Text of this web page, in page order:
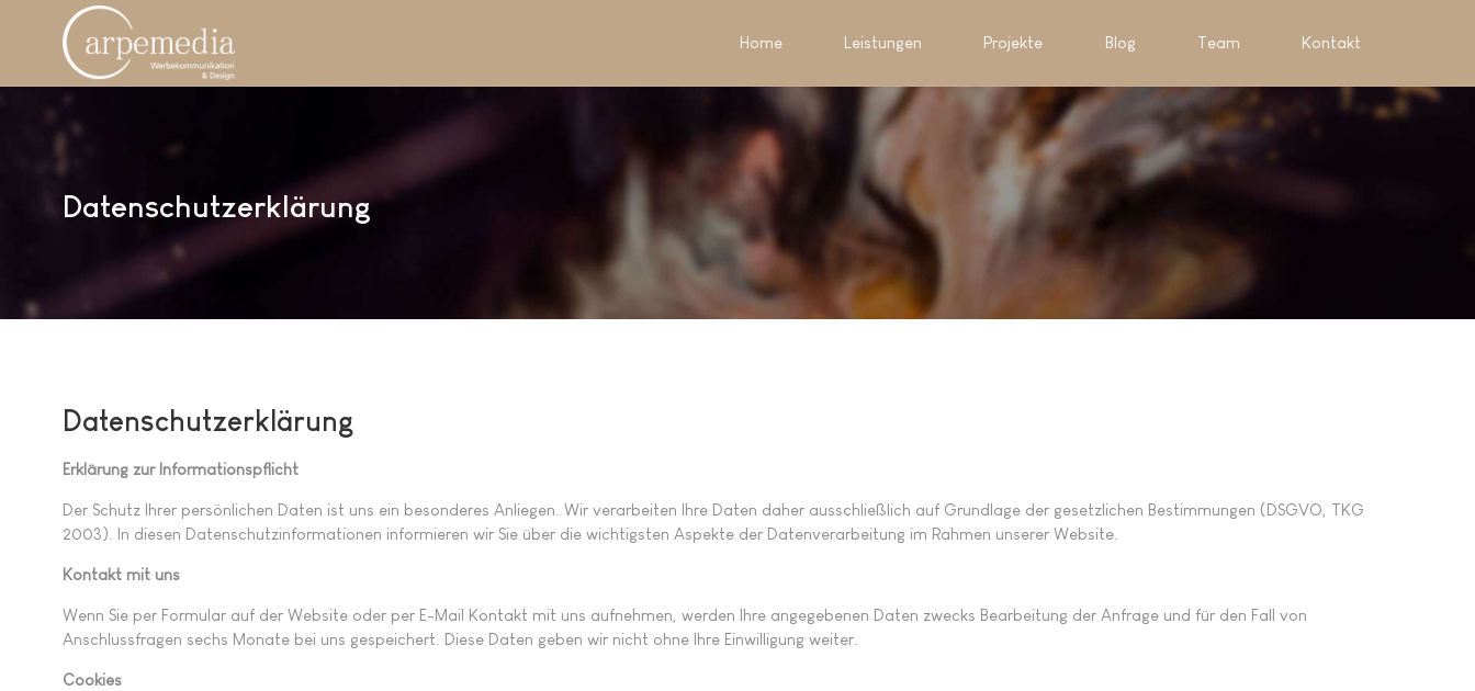
Home Leistungen Projekte Blog Team Kontakt
Datenschutzerklärung
Datenschutzerklärung
Erklärung zur Informationspflicht
Der Schutz Ihrer persönlichen Daten ist uns ein besonderes Anliegen. Wir verarbeiten Ihre Daten daher ausschließlich auf Grundlage der gesetzlichen Bestimmungen (DSGVO, TKG
2003). In diesen Datenschutzinformationen informieren wir Sie über die wichtigsten Aspekte der Datenverarbeitung im Rahmen unserer Website.
Kontakt mit uns
Wenn Sie per Formular auf der Website oder per E-Mail Kontakt mit uns aufnehmen, werden Ihre angegebenen Daten zwecks Bearbeitung der Anfrage und für den Fall von
Anschlussfragen sechs Monate bei uns gespeichert. Diese Daten geben wir nicht ohne Ihre Einwilligung weiter.
Cookies